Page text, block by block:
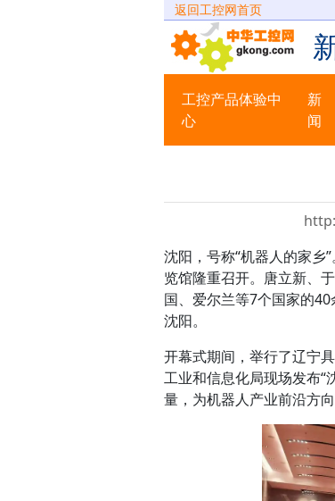
返回工控网首页
工控产品体验中
心
新
闻
沈阳，号称“机器人的家乡
览馆隆重召开。唐立新、
国、爱尔兰等7个国家的
沈阳。
开幕式期间，举行了辽宁
工业和信息化局现场发布“
量，为机器人产业前沿方